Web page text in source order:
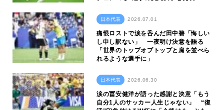
日本代表 2026.07.01
痛恨ロストで涙を呑んだ田中碧「悔しい
し申し訳ない」 一夜明け決意を語る
「世界のトップオブトップと肩を並べら
れるような選手に」
日本代表 2026.06.30
涙の冨安健洋が語った感謝と決意「もう
自分1人のサッカー人生じゃない」 “復